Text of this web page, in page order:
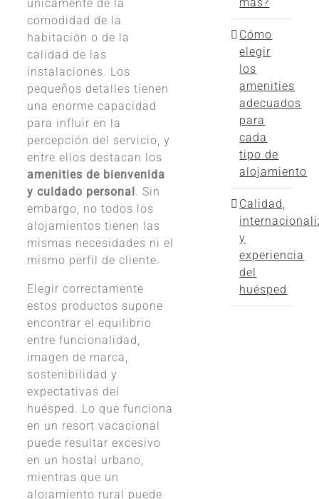
únicamente de la
comodidad de la
habitación o de la
calidad de las
instalaciones. Los
pequeños detalles tienen
una enorme capacidad
para influir en la
percepción del servicio, y
entre ellos destacan los
amenities de bienvenida
y cuidado personal . Sin
embargo, no todos los
alojamientos tienen las
mismas necesidades ni el
mismo perfil de cliente.
Elegir correctamente
estos productos supone
encontrar el equilibrio
entre funcionalidad,
imagen de marca,
sostenibilidad y
expectativas del
huésped. Lo que funciona
en un resort vacacional
puede resultar excesivo
en un hostal urbano,
mientras que un
alojamiento rural puede
Cómo
elegir
los
amenities
adecuados
para
cada
tipo de
alojamiento
Calidad,
y
experiencia
del
huésped